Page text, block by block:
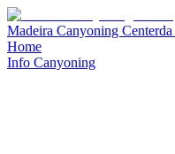
Madeira Canyoning Centerda
Home
Info Canyoning